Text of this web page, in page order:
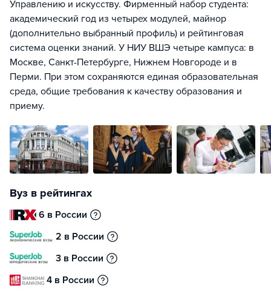
Управлению и искусству. Фирменный набор студента:
академический год из четырех модулей, майнор
(дополнительно выбранный профиль) и рейтинговая
система оценки знаний. У НИУ ВШЭ четыре кампуса: в
Москве, Санкт-Петербурге, Нижнем Новгороде и в
Перми. При этом сохраняются единая образовательная
среда, общие требования к качеству образования и
приему.
Вуз в рейтингах
6 в России
2 в России
3 в России
4 в России